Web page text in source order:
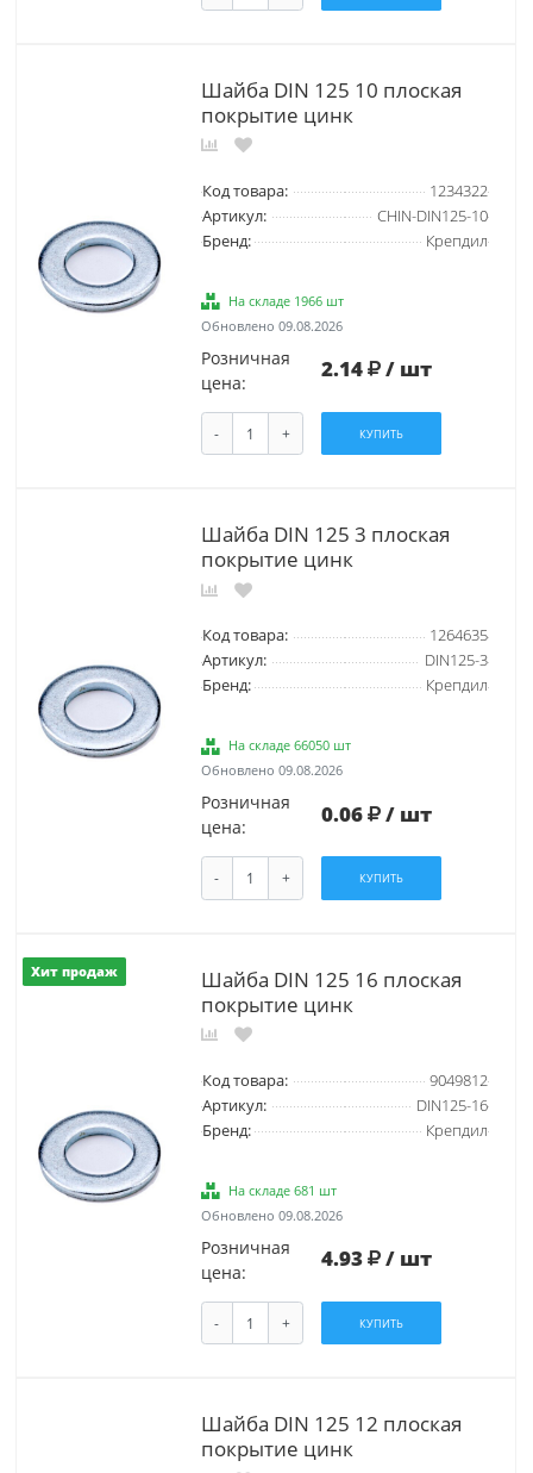
Шайба DIN 125 10 плоская
покрытие цинк
Код товара:
1234322
Артикул:
CHIN-DIN125-10
Бренд:
Крепдил
На складе 1966 шт
Обновлено 09.08.2026
Розничная
цена:
2.14 / шт
- + КУПИТЬ
Шайба DIN 125 3 плоская
покрытие цинк
Код товара:
1264635
Артикул:
DIN125-3
Бренд:
Крепдил
На складе 66050 шт
Обновлено 09.08.2026
Розничная
цена:
0.06 / шт
- + КУПИТЬ
Хит продаж
Шайба DIN 125 16 плоская
покрытие цинк
Код товара:
9049812
Артикул:
DIN125-16
Бренд:
Крепдил
На складе 681 шт
Обновлено 09.08.2026
Розничная
цена:
4.93 / шт
- + КУПИТЬ
Шайба DIN 125 12 плоская
покрытие цинк